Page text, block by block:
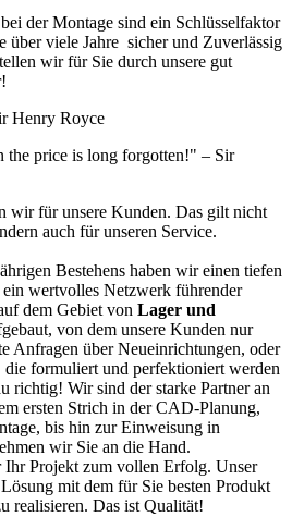
der Montage sind ein Schlüsselfaktor
über viele Jahre sicher und Zuverlässig
wir für Sie durch unsere gut
the price is long forgotten!" – Sir
wir für unsere Kunden. Das gilt nicht
auch für unseren Service.
Bestehens haben wir einen tiefen
wertvolles Netzwerk führender
dem Gebiet von Lager und
von dem unsere Kunden nur
Anfragen über Neueinrichtungen, oder
formuliert und perfektioniert werden
richtig! Wir sind der starke Partner an
ersten Strich in der CAD-Planung,
bis hin zur Einweisung in
wir Sie an die Hand.
Projekt zum vollen Erfolg. Unser
mit dem für Sie besten Produkt
realisieren. Das ist Qualität!